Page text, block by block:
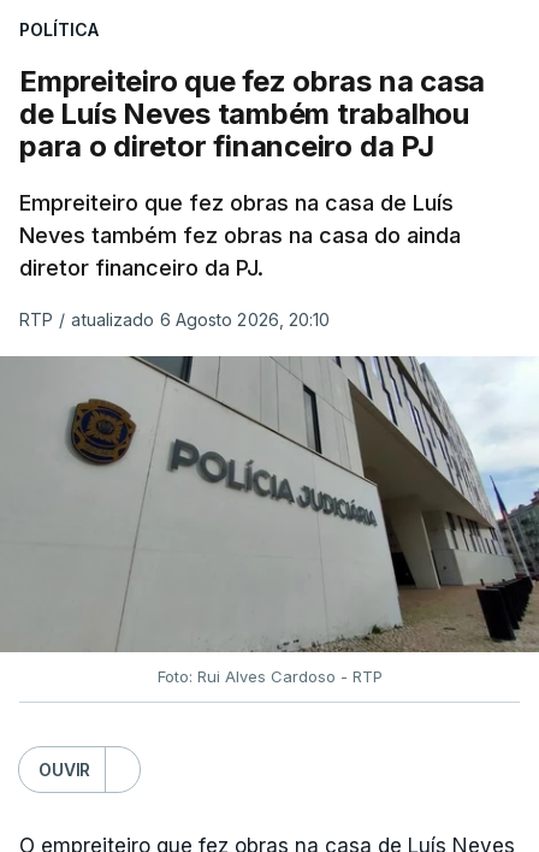
POLÍTICA
Empreiteiro que fez obras na casa
de Luís Neves também trabalhou
para o diretor financeiro da PJ
Empreiteiro que fez obras na casa de Luís
Neves também fez obras na casa do ainda
diretor financeiro da PJ.
RTP / atualizado 6 Agosto 2026, 20:10
Foto: Rui Alves Cardoso - RTP
OUVIR
O empreiteiro que fez obras na casa de Luís Neves